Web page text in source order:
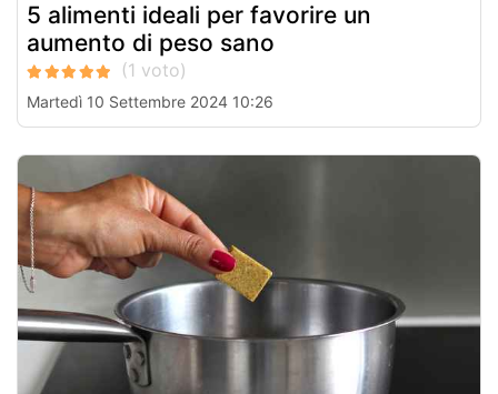
5 alimenti ideali per favorire un
aumento di peso sano
Martedì 10 Settembre 2024 10:26